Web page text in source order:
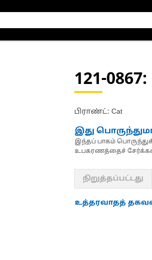
121-0867:
பிராண்ட்: Cat
இது
இந்தப் பாகம்
உபகரணத்தைச்
நிறுத்தப்பட்டது
உத்தரவாதத்